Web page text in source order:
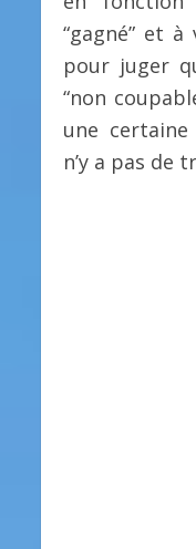
“gagné” et
pour juger
“non
une certaine
n’y a pas de